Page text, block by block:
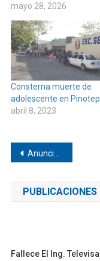
mayo 28, 2026
Consterna muerte de
adolescente en
abril 8, 2023
Navegación
de
entradas
Anuncia Salomón Jara inversión de 7 mdp para pavimentación en San Juan Colorado
Fallece El Ing.